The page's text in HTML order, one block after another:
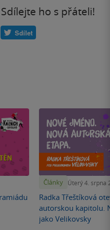
ho s přáteli!
Sdílet
Články Úterý 4. srpna
Radka Třeštíková
autorskou kapitolu.
jako Velikovsky